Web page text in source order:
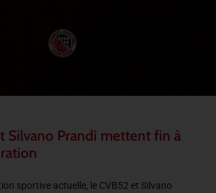
Silvano Prandi mettent fin à
sportive actuelle, le CVB52 et Silvano